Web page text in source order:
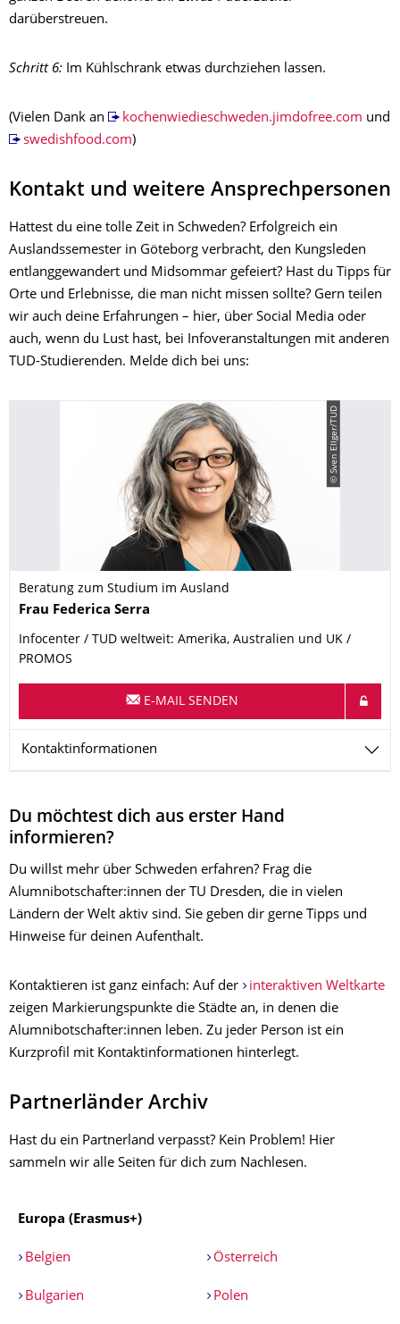
darüberstreuen.
Schritt 6: Im Kühlschrank etwas durchziehen lassen.
(Vielen Dank an kochenwiedieschweden.jimdofree.com und
swedishfood.com)
Kontakt und weitere Ansprechpersonen
Hattest du eine tolle Zeit in Schweden? Erfolgreich ein
Auslandssemester in Göteborg verbracht, den Kungsleden
entlanggewandert und Midsommar gefeiert? Hast du Tipps für
Orte und Erlebnisse, die man nicht missen sollte? Gern teilen
wir auch deine Erfahrungen – hier, über Social Media oder
auch, wenn du Lust hast, bei Infoveranstaltungen mit anderen
TUD-Studierenden. Melde dich bei uns:
© Sven Ellger/TUD
Beratung zum Studium im Ausland
Name
Frau Federica Serra
Infocenter / TUD weltweit: Amerika, Australien und UK /
PROMOS
E-MAIL SENDEN
Kontaktinformationen
Du möchtest dich aus erster Hand
informieren?
Du willst mehr über Schweden erfahren? Frag die
Alumnibotschafter:innen der TU Dresden, die in vielen
Ländern der Welt aktiv sind. Sie geben dir gerne Tipps und
Hinweise für deinen Aufenthalt.
Kontaktieren ist ganz einfach: Auf der
interaktiven Weltkarte
zeigen Markierungspunkte die Städte an, in denen die
Alumnibotschafter:innen leben. Zu jeder Person ist ein
Kurzprofil mit Kontaktinformationen hinterlegt.
Partnerländer Archiv
Hast du ein Partnerland verpasst? Kein Problem! Hier
sammeln wir alle Seiten für dich zum Nachlesen.
Europa (Erasmus+)
Belgien Österreich
Bulgarien Polen